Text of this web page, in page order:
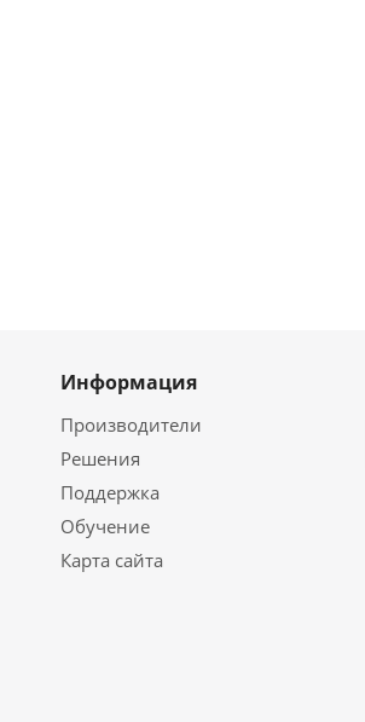
Информация
Производители
Решения
Поддержка
Обучение
Карта сайта